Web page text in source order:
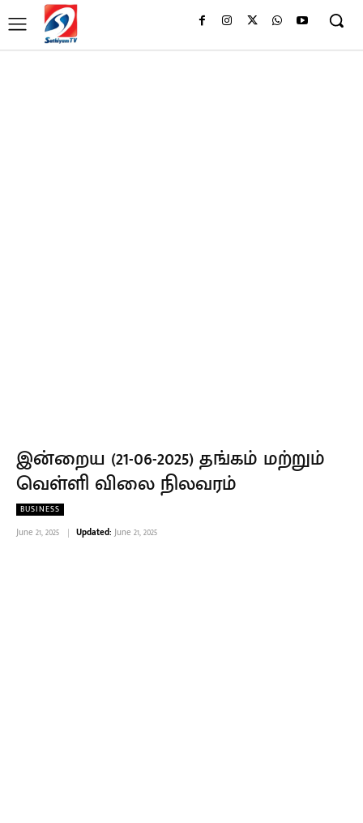
இன்றைய (21-06-2025) தங்கம் மற்றும்
வெள்ளி விலை நிலவரம்
BUSINESS
June 21, 2025 Updated: June 21, 2025